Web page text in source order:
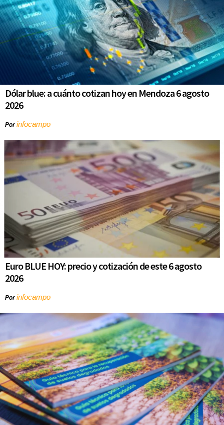
Dólar blue: a cuánto cotizan hoy en Mendoza 6 agosto
2026
Porinfocampo
Euro BLUE HOY: precio y cotización de este 6 agosto
2026
Porinfocampo